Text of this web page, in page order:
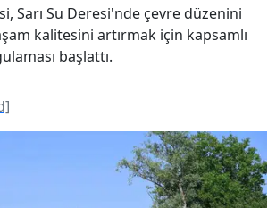
Sarı Su Deresi'nde çevre düzenini
kalitesini artırmak için kapsamlı
başlattı.